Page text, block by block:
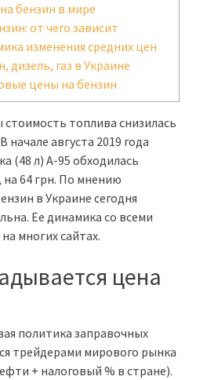
бензин в мире
от чего зависит
изменения средних цен
дизель, газ в Украине
цены на бензин
топлива снизилась
начале августа 2019 года
(48 л) А-95 обходилась
64 грн. По мнению
в Украине сегодня
Ее динамика со всеми
многих сайтах.
цена
политика заправочных
трейдерами мирового рынка
+ налоговый % в стране).